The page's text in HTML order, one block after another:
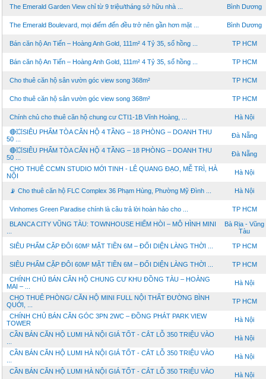
The Emerald Garden View chỉ từ 9 triệu/tháng sở hữu nhà ... Bình Dương
The Emerald Boulevard, mọi điểm đến đều trở nên gần hơn mặt ... Bình Dương
Bán căn hộ An Tiến – Hoàng Anh Gold, 111m² 4 Tỷ 35, sổ hồng ... TP HCM
Bán căn hộ An Tiến – Hoàng Anh Gold, 111m² 4 Tỷ 35, sổ hồng ... TP HCM
Cho thuê căn hộ sân vườn góc view song 368m² TP HCM
Cho thuê căn hộ sân vườn góc view song 368m² TP HCM
Chính chủ cho thuê căn hộ chung cư CTI1-1B Vĩnh Hoàng, ... Hà Nội
🔴💥SIÊU PHẨM TÒA CĂN HỘ 4 TẦNG – 18 PHÒNG – DOANH THU
50 ...
Đà Nẵng
🔴💥SIÊU PHẨM TÒA CĂN HỘ 4 TẦNG – 18 PHÒNG – DOANH THU
50 ...
Đà Nẵng
CHO THUÊ CCMN STUDIO MỚI TINH - LÊ QUANG ĐẠO, MỄ TRÌ, HÀ
NỘI
Hà Nội
📡 Cho thuê căn hộ FLC Complex 36 Phạm Hùng, Phường Mỹ Đình ... Hà Nội
Vinhomes Green Paradise chính là câu trả lời hoàn hảo cho ... TP HCM
BLANCA CITY VŨNG TÀU: TOWNHOUSE HIẾM HÒI – MÔ HÌNH MINI
Bà Rịa - Vũng
Tàu
SIÊU PHẨM CẶP ĐÔI 60M² MẶT TIỀN 6M – ĐỐI DIỆN LÀNG THỜI ... TP HCM
SIÊU PHẨM CẶP ĐÔI 60M² MẶT TIỀN 6M – ĐỐI DIỆN LÀNG THỜI ... TP HCM
CHÍNH CHỦ BÁN CĂN HỘ CHUNG CƯ KHU ĐỒNG TÀU – HOÀNG
MAI – ...
Hà Nội
CHO THUÊ PHÒNG/ CĂN HỘ MINI FULL NỘI THẤT ĐƯỜNG BÌNH
QUỚI, ...
TP HCM
CHÍNH CHỦ BÁN CĂN GÓC 3PN 2WC – ĐỒNG PHÁT PARK VIEW
TOWER
Hà Nội
CẦN BÁN CĂN HỘ LUMI HÀ NỘI GIÁ TỐT - CẮT LỖ 350 TRIỆU VÀO
Hà Nội
CẦN BÁN CĂN HỘ LUMI HÀ NỘI GIÁ TỐT - CẮT LỖ 350 TRIỆU VÀO
Hà Nội
CẦN BÁN CĂN HỘ LUMI HÀ NỘI GIÁ TỐT - CẮT LỖ 350 TRIỆU VÀO
Hà Nội